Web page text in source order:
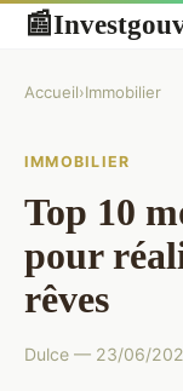
📰
Accueil›Immobilier
IMMOBILIER
Top 10
pour
rêves
Dulce — 23/06/